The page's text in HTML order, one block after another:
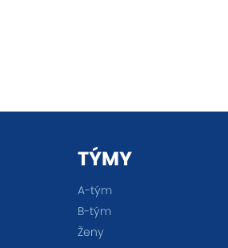
TÝMY
A-tým
B-tým
Ženy